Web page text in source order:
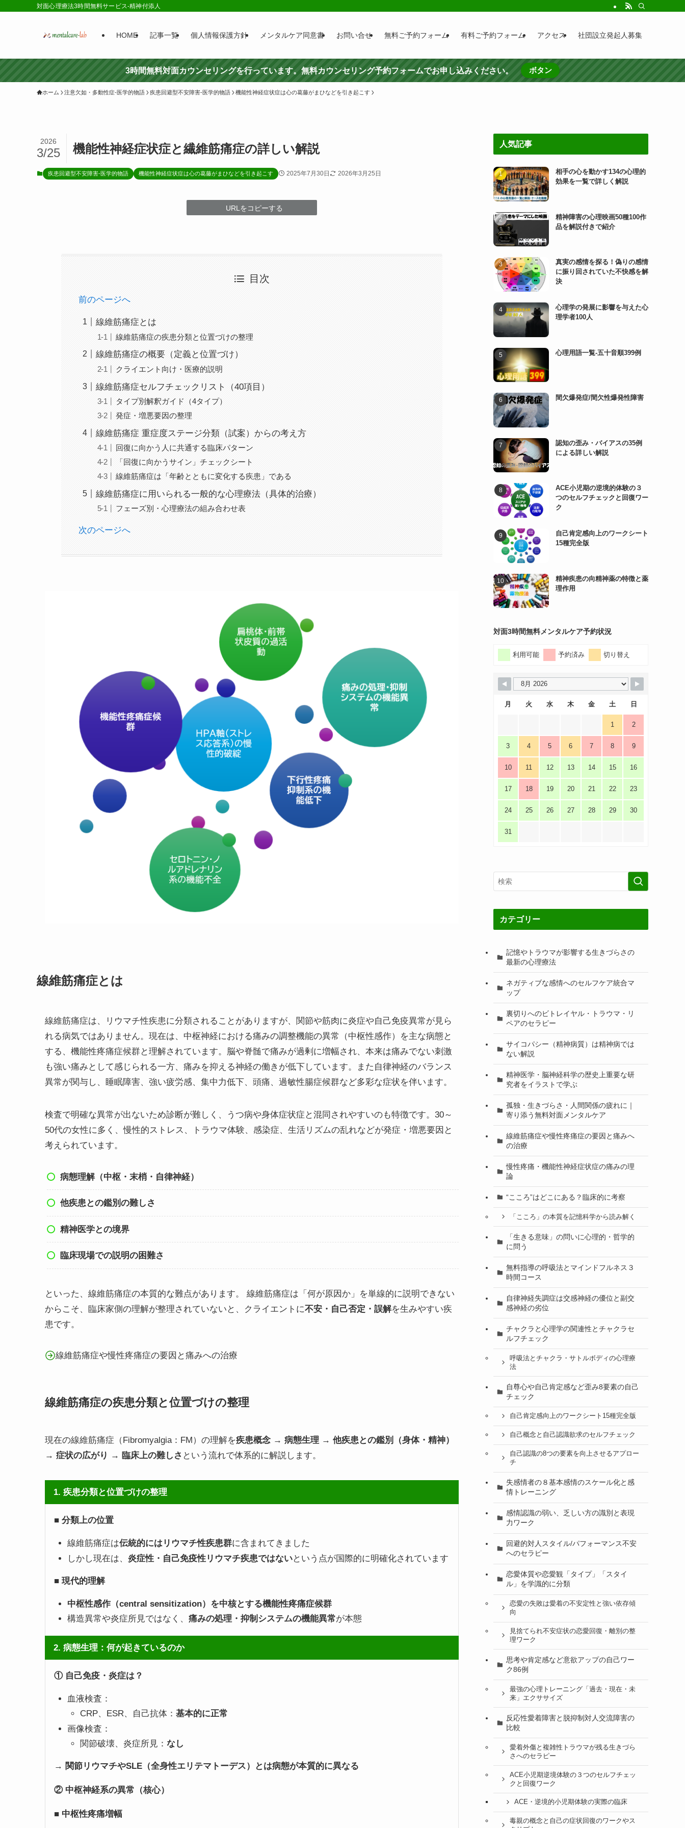
対面心理療法3時間無料サービス-精神付添人
HOME 記事一覧 個人情報保護方針 メンタルケア同意書 お問い合せ 無料ご予約フォーム 有料ご予約フォーム アクセス 社団設立発起人募集
3時間無料対面カウンセリングを行っています。無料カウンセリング予約フォームでお申し込みください。 ボタン
ホーム 注意欠如・多動性症-医学的物語 疾患回避型不安障害-医学的物語 機能性神経症状症は心の葛藤がまひなどを引き起こす
機能性神経症状症と繊維筋痛症の詳しい解説
2026
3/25
疾患回避型不安障害-医学的物語 機能性神経症状症は心の葛藤がまひなどを引き起こす 2025年7月30日 2026年3月25日
URLをコピーする
目次
前のページへ
線維筋痛症とは
線維筋痛症の疾患分類と位置づけの整理
線維筋痛症の概要（定義と位置づけ）
クライエント向け・医療的説明
線維筋痛症セルフチェックリスト（40項目）
タイプ別解釈ガイド（4タイプ）
発症・増悪要因の整理
線維筋痛症 重症度ステージ分類（試案）からの考え方
回復に向かう人に共通する臨床パターン
「回復に向かうサイン」チェックシート
線維筋痛症は「年齢とともに変化する疾患」である
線維筋痛症に用いられる一般的な心理療法（具体的治療）
フェーズ別・心理療法の組み合わせ表
次のページへ
線維筋痛症とは
線維筋痛症は、リウマチ性疾患に分類されることがありますが、関節や筋肉に炎症や自己免疫異常が見ら
れる病気ではありません。現在は、中枢神経における痛みの調整機能の異常（中枢性感作）を主な病態と
する、機能性疼痛症候群と理解されています。脳や脊髄で痛みが過剰に増幅され、本来は痛みでない刺激
も強い痛みとして感じられる一方、痛みを抑える神経の働きが低下しています。また自律神経のバランス
異常が関与し、睡眠障害、強い疲労感、集中力低下、頭痛、過敏性腸症候群など多彩な症状を伴います。
検査で明確な異常が出ないため診断が難しく、うつ病や身体症状症と混同されやすいのも特徴です。30～
50代の女性に多く、慢性的ストレス、トラウマ体験、感染症、生活リズムの乱れなどが発症・増悪要因と
考えられています。
病態理解（中枢・末梢・自律神経）
他疾患との鑑別の難しさ
精神医学との境界
臨床現場での説明の困難さ
といった、線維筋痛症の本質的な難点があります。 線維筋痛症は「何が原因か」を単線的に説明できない
からこそ、臨床家側の理解が整理されていないと、クライエントに不安・自己否定・誤解を生みやすい疾
患です。
線維筋痛症や慢性疼痛症の要因と痛みへの治療
線維筋痛症の疾患分類と位置づけの整理
現在の線維筋痛症（Fibromyalgia：FM）の理解を疾患概念 → 病態生理 → 他疾患との鑑別（身体・精神）
→ 症状の広がり → 臨床上の難しさ という流れで体系的に解説します。
1. 疾患分類と位置づけの整理
■ 分類上の位置
線維筋痛症は伝統的にはリウマチ性疾患群に含まれてきました
しかし現在は、 炎症性・自己免疫性リウマチ疾患ではないという点が国際的に明確化されています
■ 現代的理解
中枢性感作（central sensitization）を中核とする機能性疼痛症候群
構造異常や炎症所見ではなく、 痛みの処理・抑制システムの機能異常が本態
2. 病態生理：何が起きているのか
① 自己免疫・炎症は？
血液検査：
CRP、ESR、自己抗体： 基本的に正常
画像検査：
関節破壊、炎症所見： なし
→ 関節リウマチやSLE（全身性エリテマトーデス）とは病態が本質的に異なる
② 中枢神経系の異常（核心）
■ 中枢性疼痛増幅
人気記事
相手の心を動かす134の心理的
効果を一覧で詳しく解説
精神障害の心理映画50種100作
品を解説付きで紹介
真実の感情を探る！偽りの感情
に振り回されていた不快感を解
決
心理学の発展に影響を与えた心
理学者100人
心理用語一覧-五十音順399例
間欠爆発症/間欠性爆発性障害
認知の歪み・バイアスの35例
による詳しい解説
ACE小児期の逆境的体験の３
つのセルフチェックと回復ワー
ク
自己肯定感向上のワークシート
15種完全版
精神疾患の向精神薬の特徴と薬
理作用
対面3時間無料メンタルケア予約状況
利用可能 予約済み 切り替え
月 火 水 木 金 土 日
1 2
3 4 5 6 7 8 9
10 11 12 13 14 15 16
17 18 19 20 21 22 23
24 25 26 27 28 29 30
31
カテゴリー
記憶やトラウマが影響する生きづらさの
最新の心理療法
ネガティブな感情へのセルフケア統合マ
ップ
裏切りへのビトレイヤル・トラウマ・リ
ペアのセラピー
サイコパシー（精神病質）は精神病では
ない解説
精神医学・脳神経科学の歴史上重要な研
究者をイラストで学ぶ
孤独・生きづらさ・人間関係の疲れに｜
寄り添う無料対面メンタルケア
線維筋痛症や慢性疼痛症の要因と痛みへ
の治療
慢性疼痛・機能性神経症状症の痛みの理
論
“こころ”はどこにある？臨床的に考察
「こころ」の本質を記憶科学から読み解く
「生きる意味」の問いに心理的・哲学的
に問う
無料指導の呼吸法とマインドフルネス３
時間コース
自律神経失調症は交感神経の優位と副交
感神経の劣位
チャクラと心理学の関連性とチャクラセ
ルフチェック
呼吸法とチャクラ・サトルボディの心理療
法
自尊心や自己肯定感など歪み8要素の自己
チェック
自己肯定感向上のワークシート15種完全版
自己概念と自己認識欲求のセルフチェック
自己認識の8つの要素を向上させるアプロー
チ
失感情者の８基本感情のスケール化と感
情トレーニング
感情認識の弱い、乏しい方の識別と表現
力ワーク
回避的対人スタイル/パフォーマンス不安
へのセラピー
恋愛体質や恋愛観「タイプ」「スタイ
ル」を学識的に分類
恋愛の失敗は愛着の不安定性と強い依存傾
向
見捨てられ不安症状の恋愛回復・離別の整
理ワーク
思考や肯定感など意欲アップの自己ワー
ク86例
最強の心理トレーニング「過去・現在・未
来」エクササイズ
反応性愛着障害と脱抑制対人交流障害の
比較
愛着外傷と複雑性トラウマが残る生きづら
さへのセラピー
ACE小児期逆境体験の３つのセルフチェッ
クと回復ワーク
ACE・逆境的小児期体験の実際の臨床
毒親の概念と自己の症状回復のワークやス